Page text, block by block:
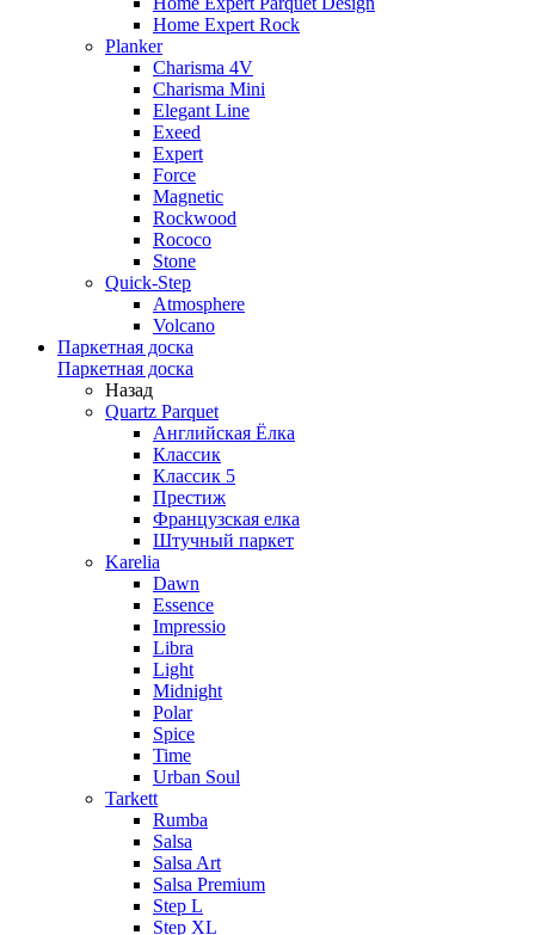
Home Expert Rock
Planker
Charisma 4V
Charisma Mini
Elegant Line
Exeed
Expert
Force
Magnetic
Rockwood
Rococo
Stone
Quick-Step
Atmosphere
Volcano
Паркетная доска
Паркетная доска
Назад
Quartz Parquet
Английская Ёлка
Классик
Классик 5
Престиж
Французская елка
Штучный паркет
Karelia
Dawn
Essence
Impressio
Libra
Light
Midnight
Polar
Spice
Time
Urban Soul
Tarkett
Rumba
Salsa
Salsa Art
Salsa Premium
Step L
Step XL